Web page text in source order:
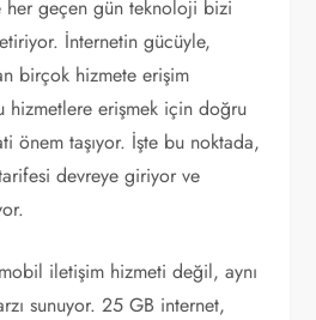
her geçen gün teknoloji bizi
İnternetin gücüyle,
birçok hizmete erişim
hizmetlere erişmek için doğru
önem taşıyor. İşte bu noktada,
devreye giriyor ve
iletişim hizmeti değil, aynı
sunuyor. 25 GB internet,